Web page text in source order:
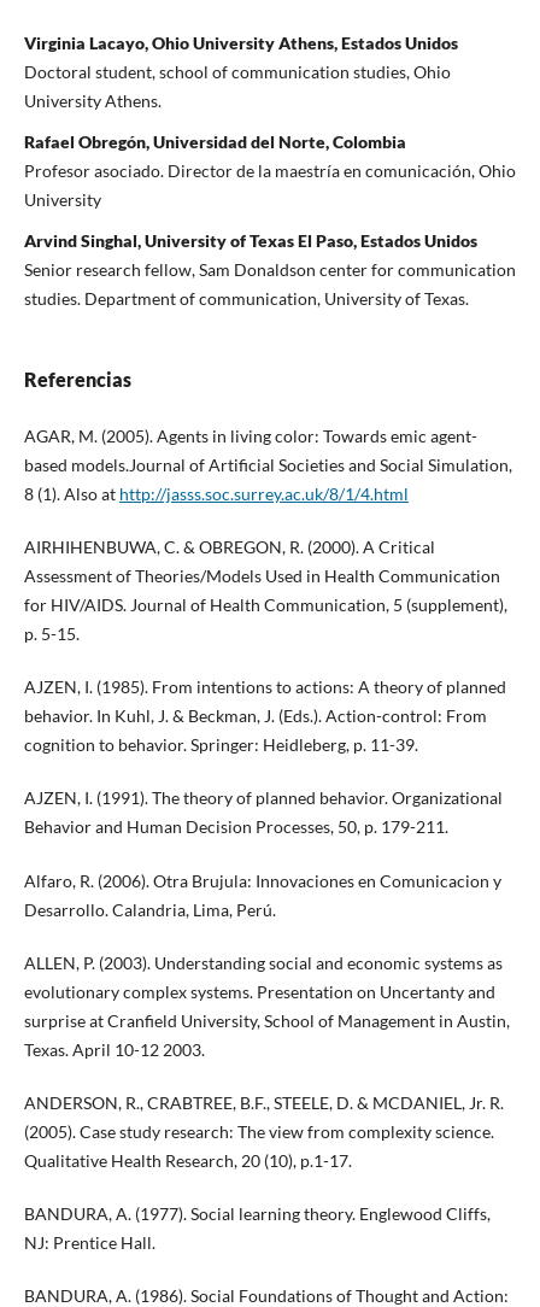
Virginia Lacayo, Ohio University Athens, Estados Unidos
Doctoral student, school of communication studies, Ohio
University Athens.
Rafael Obregón, Universidad del Norte, Colombia
Profesor asociado. Director de la maestría en comunicación, Ohio
University
Arvind Singhal, University of Texas El Paso, Estados Unidos
Senior research fellow, Sam Donaldson center for communication
studies. Department of communication, University of Texas.
Referencias
AGAR, M. (2005). Agents in living color: Towards emic agent-
based models.Journal of Artificial Societies and Social Simulation,
8 (1). Also at http://jasss.soc.surrey.ac.uk/8/1/4.html
AIRHIHENBUWA, C. & OBREGON, R. (2000). A Critical
Assessment of Theories/Models Used in Health Communication
for HIV/AIDS. Journal of Health Communication, 5 (supplement),
p. 5-15.
AJZEN, I. (1985). From intentions to actions: A theory of planned
behavior. In Kuhl, J. & Beckman, J. (Eds.). Action-control: From
cognition to behavior. Springer: Heidleberg, p. 11-39.
AJZEN, I. (1991). The theory of planned behavior. Organizational
Behavior and Human Decision Processes, 50, p. 179-211.
Alfaro, R. (2006). Otra Brujula: Innovaciones en Comunicacion y
Desarrollo. Calandria, Lima, Perú.
ALLEN, P. (2003). Understanding social and economic systems as
evolutionary complex systems. Presentation on Uncertanty and
surprise at Cranfield University, School of Management in Austin,
Texas. April 10-12 2003.
ANDERSON, R., CRABTREE, B.F., STEELE, D. & MCDANIEL, Jr. R.
(2005). Case study research: The view from complexity science.
Qualitative Health Research, 20 (10), p.1-17.
BANDURA, A. (1977). Social learning theory. Englewood Cliffs,
NJ: Prentice Hall.
BANDURA, A. (1986). Social Foundations of Thought and Action: